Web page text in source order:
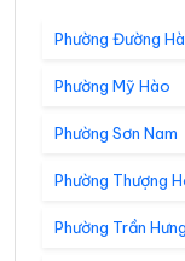
Phường Đường
Phường Mỹ Hào
Phường Sơn Nam
Phường Thượng
Phường Trần